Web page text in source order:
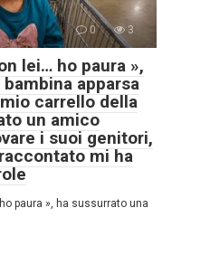
0 3
lei… ho paura »,
apparsa
carrello della
un amico
i suoi genitori,
mi ha
paura », ha sussurrato una